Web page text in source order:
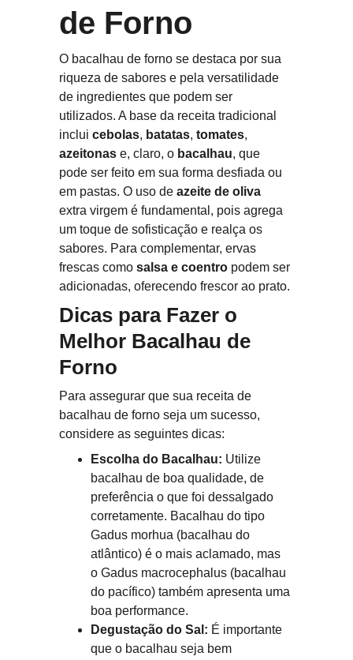
de Forno
O bacalhau de forno se destaca por sua
riqueza de sabores e pela versatilidade
de ingredientes que podem ser
utilizados. A base da receita tradicional
inclui cebolas, batatas, tomates,
azeitonas e, claro, o bacalhau, que
pode ser feito em sua forma desfiada ou
em pastas. O uso de azeite de oliva
extra virgem é fundamental, pois agrega
um toque de sofisticação e realça os
sabores. Para complementar, ervas
frescas como salsa e coentro podem ser
adicionadas, oferecendo frescor ao prato.
Dicas para Fazer o
Melhor Bacalhau de
Forno
Para assegurar que sua receita de
bacalhau de forno seja um sucesso,
considere as seguintes dicas:
Escolha do Bacalhau: Utilize
bacalhau de boa qualidade, de
preferência o que foi dessalgado
corretamente. Bacalhau do tipo
Gadus morhua (bacalhau do
atlântico) é o mais aclamado, mas
o Gadus macrocephalus (bacalhau
do pacífico) também apresenta uma
boa performance.
Degustação do Sal: É importante
que o bacalhau seja bem